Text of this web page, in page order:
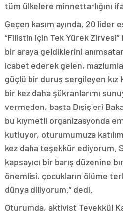
tüm ülkelere minnettarlığını
Geçen kasım ayında, 20 lider
“Filistin için Tek Yürek Zirvesi”
bir araya geldiklerini
icabet ederek gelen,
güçlü bir duruş sergileyen
bir kez daha şükranlarımı
vermeden, başta Dışişleri
bu kıymetli organizasyonda
kutluyor, oturumumuza
kez daha teşekkür ediyorum.
kapsayıcı bir barış düzenine
önemlisi, çocukların ölüme
dünya diliyorum.” dedi.
Oturumda, aktivist Tevekkül